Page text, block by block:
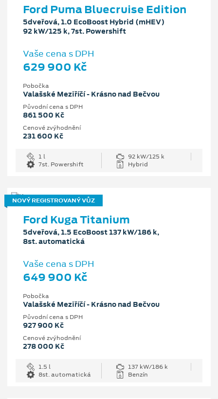
Ford Puma Bluecruise Edition
5dveřová, 1.0 EcoBoost Hybrid (mHEV)
92 kW/125 k, 7st. Powershift
Vaše cena s DPH
629 900 Kč
Pobočka
Valašské Meziříčí - Krásno nad Bečvou
Původní cena s DPH
861 500 Kč
Cenové zvýhodnění
231 600 Kč
1 l
92 kW/125 k
7st. Powershift
Hybrid
NOVÝ REGISTROVANÝ VŮZ
Ford Kuga Titanium
5dveřová, 1.5 EcoBoost 137 kW/186 k,
8st. automatická
Vaše cena s DPH
649 900 Kč
Pobočka
Valašské Meziříčí - Krásno nad Bečvou
Původní cena s DPH
927 900 Kč
Cenové zvýhodnění
278 000 Kč
1.5 l
137 kW/186 k
8st. automatická
Benzín